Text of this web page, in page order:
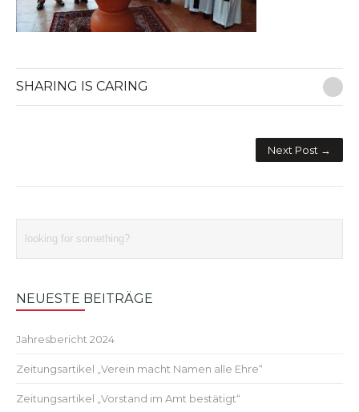
SHARING IS CARING
Next Post →
NEUESTE BEITRÄGE
Jahresbericht 2024
Zeitungsartikel „Verein macht Namen alle Ehre“
Zeitungsartikel „Vorstand im Amt bestätigt“